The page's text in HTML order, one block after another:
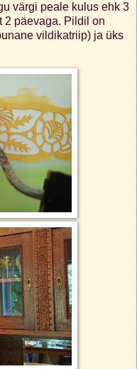
värgi peale kulus ehk 3
2 päevaga. Pildil on
vildikatriip) ja üks